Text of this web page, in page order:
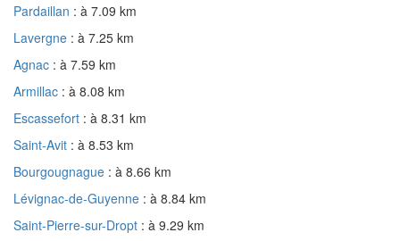
Pardaillan : à 7.09 km
Lavergne : à 7.25 km
Agnac : à 7.59 km
Armillac : à 8.08 km
Escassefort : à 8.31 km
Saint-Avit : à 8.53 km
Bourgougnague : à 8.66 km
Lévignac-de-Guyenne : à 8.84 km
Saint-Pierre-sur-Dropt : à 9.29 km